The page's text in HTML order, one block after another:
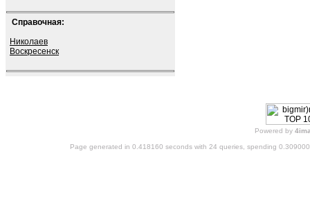
Справочная:
Николаев
Воскресенск
Powered by
Page generated in 0.418160 seconds with 24 queries, spending